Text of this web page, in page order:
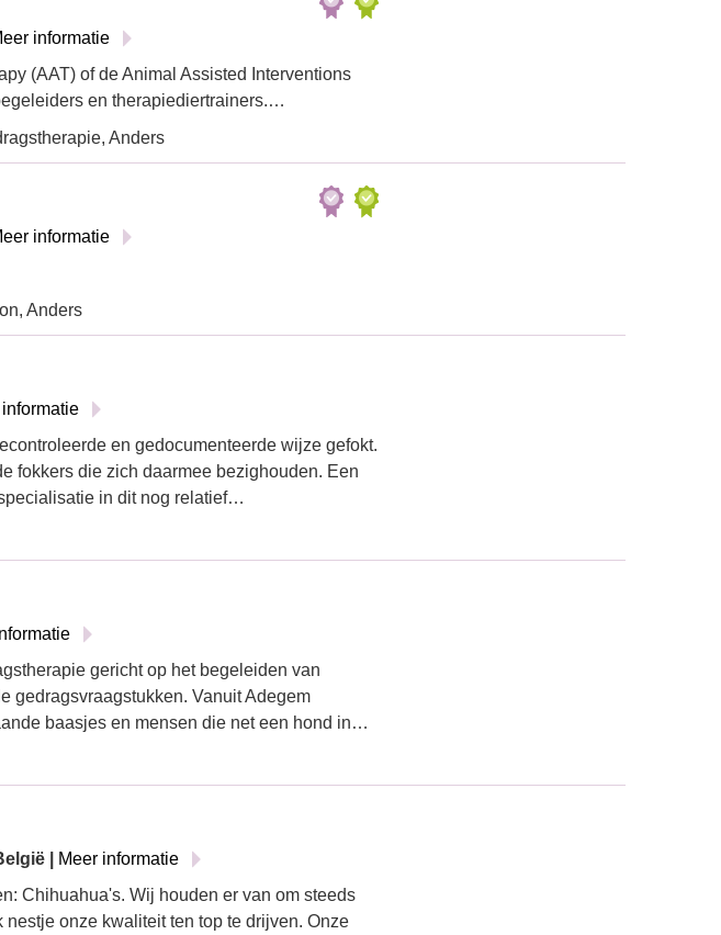
informatie
(AAT) of de Animal Assisted Interventions
en therapiediertrainers.…
Anders
informatie
Anders
informatie
en gedocumenteerde wijze gefokt.
fokkers die zich daarmee bezighouden. Een
in dit nog relatief…
gericht op het begeleiden van
gedragsvraagstukken. Vanuit Adegem
baasjes en mensen die net een hond in…
|
Meer informatie
Chihuahua's. Wij houden er van om steeds
onze kwaliteit ten top te drijven. Onze